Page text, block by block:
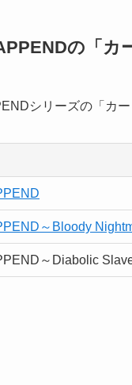
の「カ
シリーズの「カ
～Bloody
～Diabolic